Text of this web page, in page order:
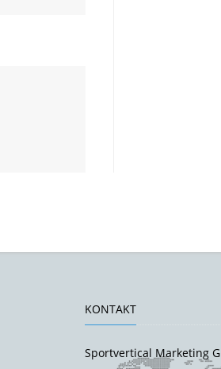
KONTAKT
Sportvertical Marketing